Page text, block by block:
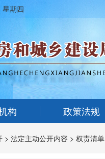
期四
构 政策法规
> 法定主动公开内容 > 权责清单